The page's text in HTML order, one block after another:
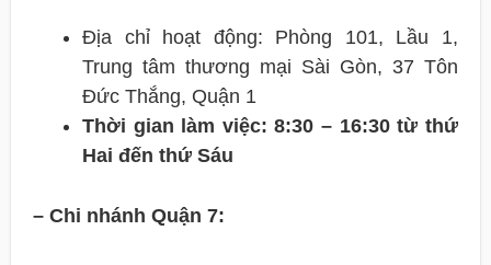
Địa chỉ hoạt động: Phòng 101, Lầu 1,
Trung tâm thương mại Sài Gòn, 37 Tôn
Đức Thắng, Quận 1
Thời gian làm việc: 8:30 – 16:30 từ thứ
Hai đến thứ Sáu
– Chi nhánh Quận 7: